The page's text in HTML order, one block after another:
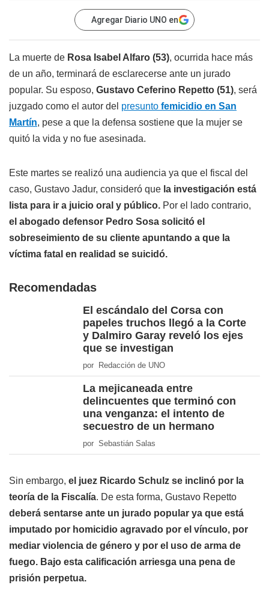
Agregar Diario UNO en
La muerte de Rosa Isabel Alfaro (53), ocurrida hace más
de un año, terminará de esclarecerse ante un jurado
popular. Su esposo, Gustavo Ceferino Repetto (51), será
juzgado como el autor del presunto femicidio en San
Martín, pese a que la defensa sostiene que la mujer se
quitó la vida y no fue asesinada.
Este martes se realizó una audiencia ya que el fiscal del
caso, Gustavo Jadur, consideró que la investigación está
lista para ir a juicio oral y público. Por el lado contrario,
el abogado defensor Pedro Sosa solicitó el
sobreseimiento de su cliente apuntando a que la
víctima fatal en realidad se suicidó.
Recomendadas
El escándalo del Corsa con
papeles truchos llegó a la Corte
y Dalmiro Garay reveló los ejes
que se investigan
por Redacción de UNO
La mejicaneada entre
delincuentes que terminó con
una venganza: el intento de
secuestro de un hermano
por Sebastián Salas
Sin embargo, el juez Ricardo Schulz se inclinó por la
teoría de la Fiscalía. De esta forma, Gustavo Repetto
deberá sentarse ante un jurado popular ya que está
imputado por homicidio agravado por el vínculo, por
mediar violencia de género y por el uso de arma de
fuego. Bajo esta calificación arriesga una pena de
prisión perpetua.